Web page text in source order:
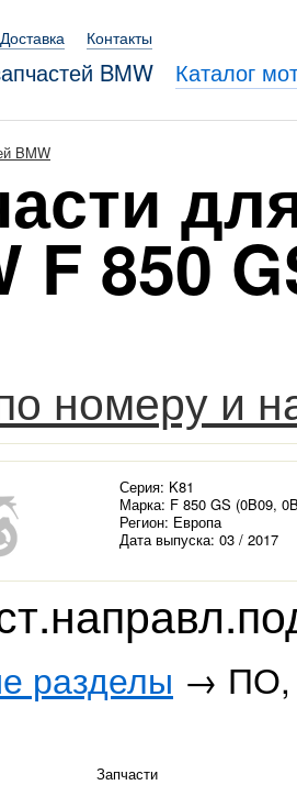
Доставка Контакты
BMW Каталог
BMW
F 850
номеру и
Серия: K81
Марка: F 850 GS (0B09,
Регион: Европа
Дата выпуска: 03 / 2017
разделы → ПО,
Запчасти